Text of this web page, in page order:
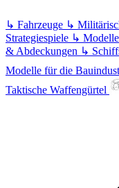
↳ Fahrzeuge ↳
Strategiespiele ↳
& Abdeckungen ↳
Modelle für die
Taktische Waffengürtel